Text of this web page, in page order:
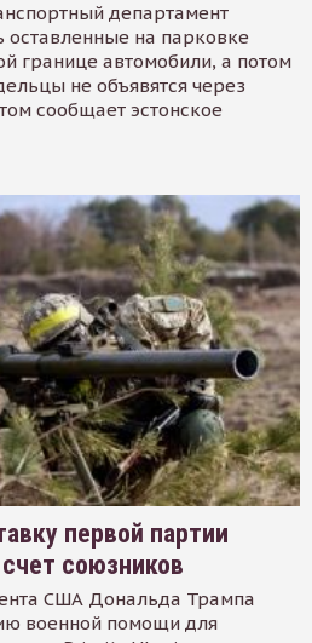
департамент
оставленные на парковке
границе автомобили, а потом
не объявятся через
сообщает эстонское
первой партии
союзников
США Дональда Трампа
военной помощи для